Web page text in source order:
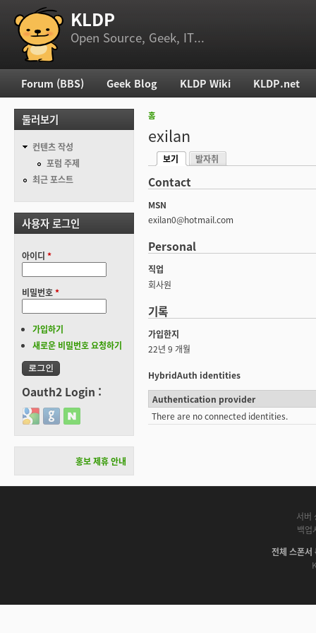
부 메뉴 KLDP
Open Source, Geek, IT...
현재 위치
홈
exilan
기본탭
보기
발자취
Contact
MSN
exilan0@hotmail.com
Personal
직업
회사원
기록
가입한지
22년 9 개월
HybridAuth identities
Authentication provider
There are no connected identities.
주 메뉴
Forum (BBS) Geek Blog KLDP Wiki KLDP.net
둘러보기
컨텐츠 작성
포럼 주제
최근 포스트
사용자 로그인
아이디 *
비밀번호*
가입하기
새로운 비밀번호 요청하기
Oauth2 Login :
Login with Google
Login with GitHub
Login with Naver
홍보 제휴 안내
서버
백업
전체 스폰서